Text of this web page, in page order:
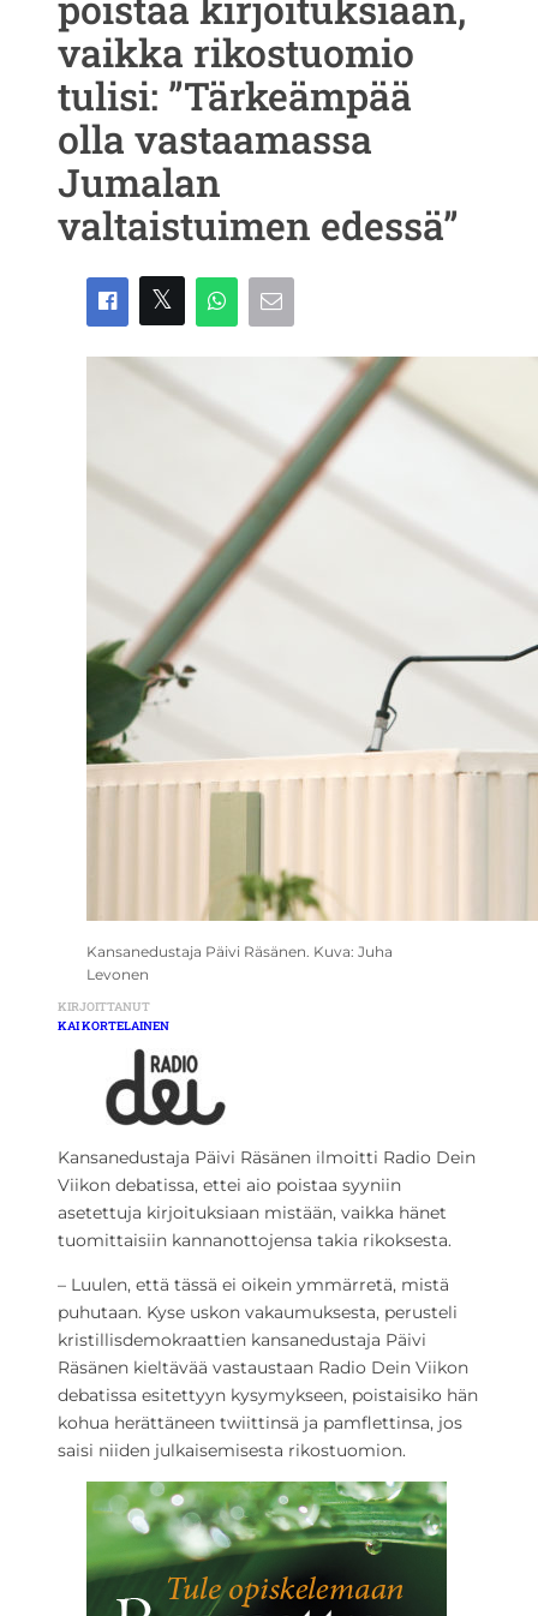
vaikka rikostuomio
tulisi: ”Tärkeämpää
olla vastaamassa
Jumalan
valtaistuimen edessä”
Kansanedustaja Päivi Räsänen. Kuva: Juha
Levonen
KIRJOITTANUT
KAI KORTELAINEN
Kansanedustaja Päivi Räsänen ilmoitti Radio Dein
Viikon debatissa, ettei aio poistaa syyniin
asetettuja kirjoituksiaan mistään, vaikka hänet
tuomittaisiin kannanottojensa takia rikoksesta.
– Luulen, että tässä ei oikein ymmärretä, mistä
puhutaan. Kyse uskon vakaumuksesta, perusteli
kristillisdemokraattien kansanedustaja Päivi
Räsänen kieltävää vastaustaan Radio Dein Viikon
debatissa esitettyyn kysymykseen, poistaisiko hän
kohua herättäneen twiittinsä ja pamflettinsa, jos
saisi niiden julkaisemisesta rikostuomion.